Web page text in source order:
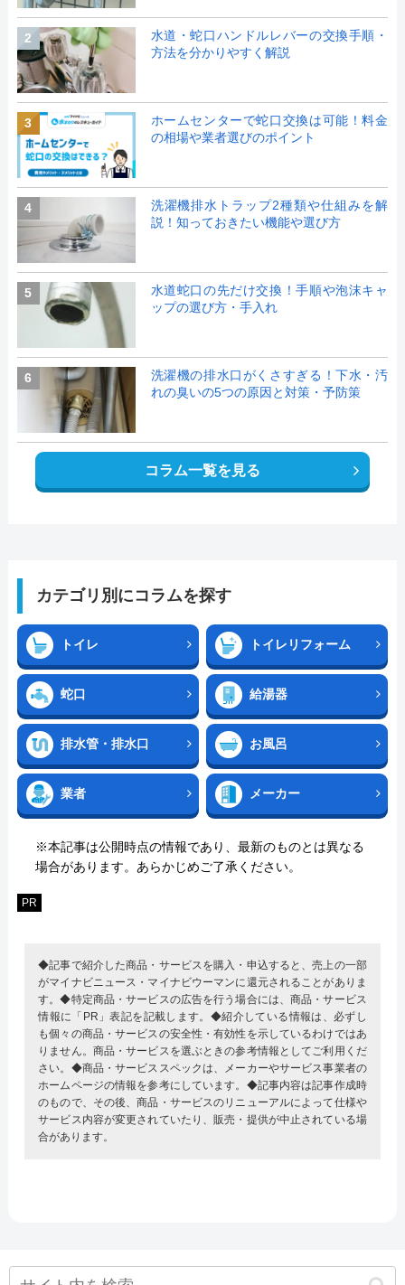
2
水道・蛇口ハンドルレバーの交換手順・
方法を分かりやすく解説
3
ホームセンターで蛇口交換は可能！料金
の相場や業者選びのポイント
4
洗濯機排水トラップ2種類や仕組みを解
説！知っておきたい機能や選び方
5
水道蛇口の先だけ交換！手順や泡沫キャ
ップの選び方・手入れ
6
洗濯機の排水口がくさすぎる！下水・汚
れの臭いの5つの原因と対策・予防策
コラム一覧を見る
カテゴリ別にコラムを探す
トイレ トイレリフォーム
蛇口 給湯器
排水管・排水口 お風呂
業者 メーカー
※本記事は公開時点の情報であり、最新のものとは異なる
場合があります。あらかじめご了承ください。
PR
◆記事で紹介した商品・サービスを購入・申込すると、売上の一部
がマイナビニュース・マイナビウーマンに還元されることがありま
す。◆特定商品・サービスの広告を行う場合には、商品・サービス
情報に「PR」表記を記載します。◆紹介している情報は、必ずし
も個々の商品・サービスの安全性・有効性を示しているわけではあ
りません。商品・サービスを選ぶときの参考情報としてご利用くだ
さい。◆商品・サービススペックは、メーカーやサービス事業者の
ホームページの情報を参考にしています。◆記事内容は記事作成時
のもので、その後、商品・サービスのリニューアルによって仕様や
サービス内容が変更されていたり、販売・提供が中止されている場
合があります。